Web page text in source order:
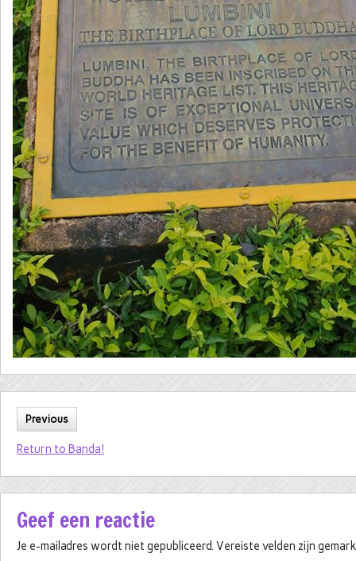
Previous
Return to Banda!
Geef een reactie
Je e-mailadres wordt niet gepubliceerd. Vereiste velden zijn